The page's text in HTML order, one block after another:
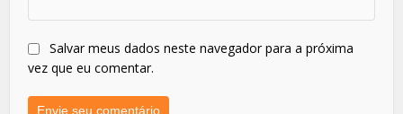
Salvar meus dados neste navegador para a próxima
vez que eu comentar.